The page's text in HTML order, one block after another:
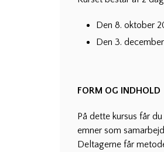
Den 8. oktober
Den 3.
FORM OG INDHOLD
På dette kursus får
emner som
Deltagerne får